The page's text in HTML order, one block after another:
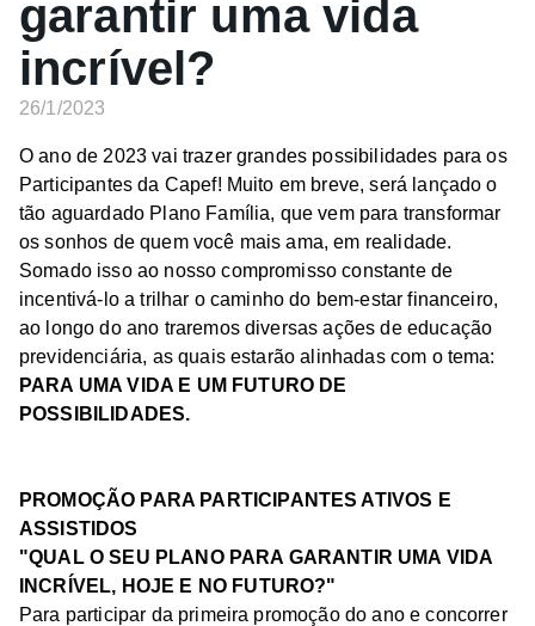
garantir uma vida
incrível?
26/1/2023
O ano de 2023 vai trazer grandes possibilidades para os
Participantes da Capef! Muito em breve, será lançado o
tão aguardado Plano Família, que vem para transformar
os sonhos de quem você mais ama, em realidade.
Somado isso ao nosso compromisso constante de
incentivá-lo a trilhar o caminho do bem-estar financeiro,
ao longo do ano traremos diversas ações de educação
previdenciária, as quais estarão alinhadas com o tema:
PARA UMA VIDA E UM FUTURO DE
POSSIBILIDADES.
PROMOÇÃO PARA PARTICIPANTES ATIVOS E
ASSISTIDOS
"QUAL O SEU PLANO PARA GARANTIR UMA VIDA
INCRÍVEL, HOJE E NO FUTURO?"
Para participar da primeira promoção do ano e concorrer